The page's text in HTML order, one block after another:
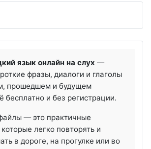
язык онлайн на слух —
фразы, диалоги и глаголы
прошедшем и будущем
бесплатно и без регистрации.
— это практичные
легко повторять и
в дороге, на прогулке или во